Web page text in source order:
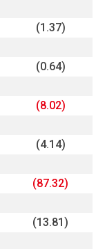
(1.37)
(0.64)
(8.02)
(4.14)
(87.32)
(13.81)